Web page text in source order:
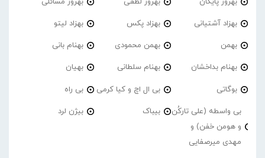
بهزاد آشتیانی بهزاد پکس بهزاد لیتو
بهمن بهمن محمودی بهنام بانی
بهنام بداخشان بهنام سلطانی بهیان
بوگاتی بی ال اچ و کیا کرمی بی راه
بی واسطه (علی تارکُن
و هومن خفن) و
مهدی میرصفایی
بیباک بیژن لرد